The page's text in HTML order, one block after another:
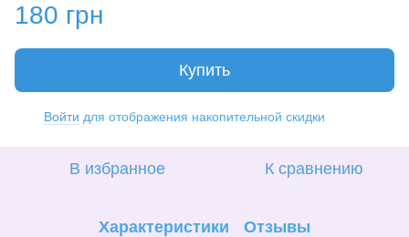
180 грн
Купить
Войти для отображения накопительной скидки
В избранное К сравнению
Характеристики Отзывы